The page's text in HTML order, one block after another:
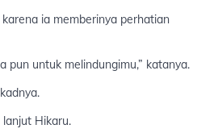
ia memberinya perhatian
pun untuk melindungimu,” katanya.
lanjut Hikaru.